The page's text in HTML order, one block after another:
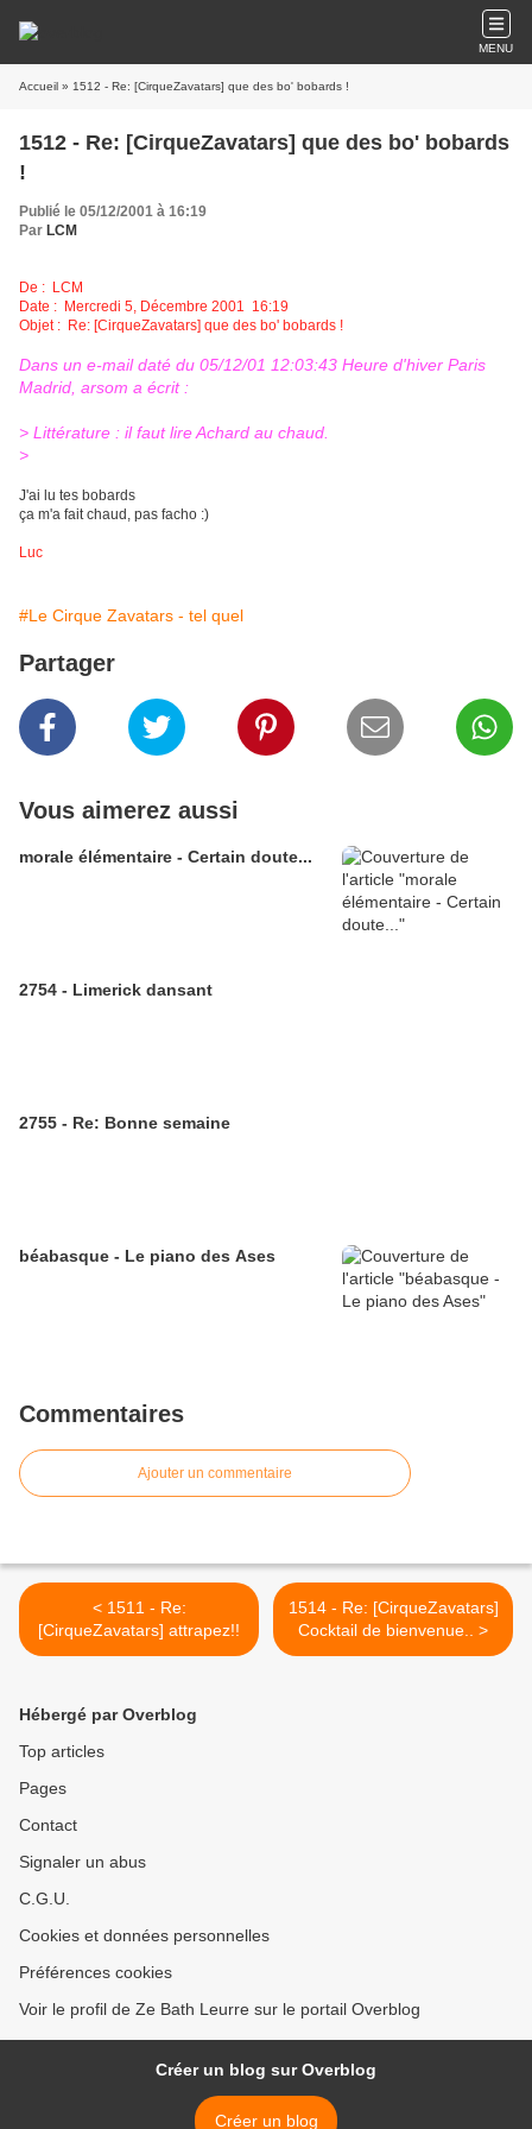
MENU
Accueil » 1512 - Re: [CirqueZavatars] que des bo' bobards !
1512 - Re: [CirqueZavatars] que des bo' bobards
!
Publié le 05/12/2001 à 16:19
Par LCM
De : LCM
Date : Mercredi 5, Décembre 2001 16:19
Objet : Re: [CirqueZavatars] que des bo' bobards !
Dans un e-mail daté du 05/12/01 12:03:43 Heure d'hiver Paris
Madrid, arsom a écrit :
> Littérature : il faut lire Achard au chaud.
>
J'ai lu tes bobards
ça m'a fait chaud, pas facho :)
Luc
#Le Cirque Zavatars - tel quel
Partager
Vous aimerez aussi
morale élémentaire - Certain doute...
2754 - Limerick dansant
2755 - Re: Bonne semaine
béabasque - Le piano des Ases
Commentaires
Ajouter un commentaire
< 1511 - Re:
[CirqueZavatars] attrapez!!
1514 - Re: [CirqueZavatars]
Cocktail de bienvenue.. >
Hébergé par Overblog
Top articles
Pages
Contact
Signaler un abus
C.G.U.
Cookies et données personnelles
Préférences cookies
Voir le profil de Ze Bath Leurre sur le portail Overblog
Créer un blog sur Overblog
Créer un blog